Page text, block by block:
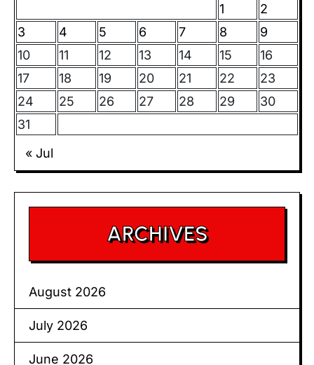
1
2
3
4 5 6 7 8
9
10
11 12 13 14 15
16
17
18 19 20 21 22
23
24
25 26 27 28 29
30
31
« Jul
ARCHIVES
August 2026
July 2026
June 2026